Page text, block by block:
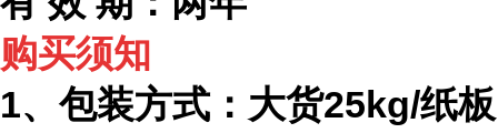
购买须知
1、包装方式：大货25kg/纸板